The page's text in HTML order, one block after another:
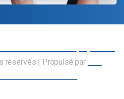
réservés | Propulsé par